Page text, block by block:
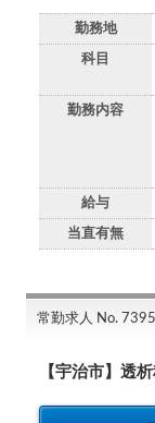
勤務地
科目
勤務内容
給与
当直有無
常勤求人 No.
【宇治市】透